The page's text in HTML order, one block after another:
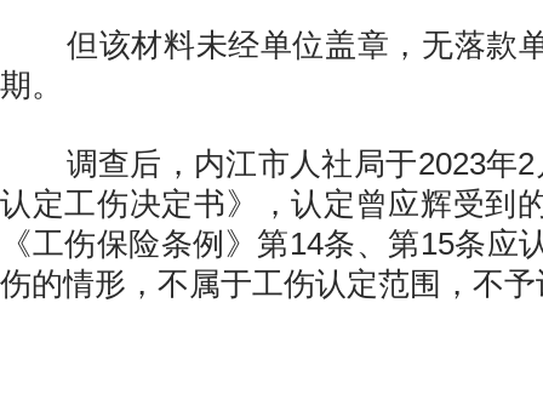
但该材料未经单位盖章，无落款
期。
调查后，内江市人社局于2023年
认定工伤决定书》，认定曾应辉受到
《工伤保险条例》第14条、第15条应
伤的情形，不属于工伤认定范围，不